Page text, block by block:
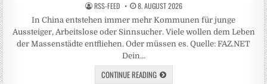
RSS-FEED 8. AUGUST 2026
In China entstehen immer mehr Kommunen für junge
Aussteiger, Arbeitslose oder Sinnsucher. Viele wollen dem Leben
der Massenstädte entfliehen. Oder müssen es. Quelle: FAZ.NET
Dein…
CONTINUE READING